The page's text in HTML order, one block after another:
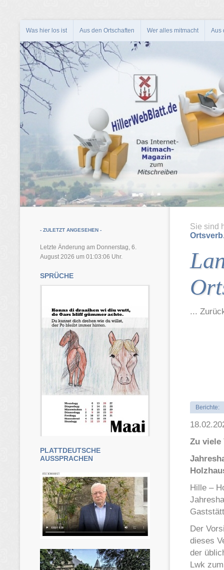
Was hier los ist Aus den Ortschaften Wer alles mitmacht Aus
- ZULETZT ANGESEHEN -
Letzte Änderung am Donnerstag, 6.
August 2026 um 01:03:06 Uhr.
SPRÜCHE
PLATTDEUTSCHE
AUSSPRACHEN
Sie sind
...
Berichte:
Zu viele
Hille –
Der
dieses
der
Lwk